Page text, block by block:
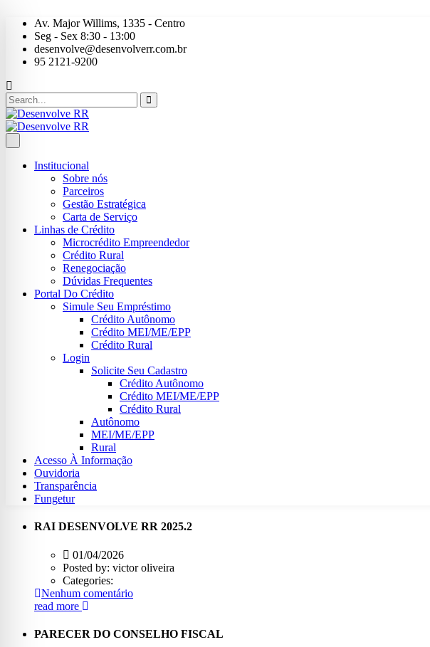
Av. Major Willims, 1335 - Centro
Seg - Sex 8:30 - 13:00
desenvolve@desenvolverr.com.br
95 2121-9200
Institucional
Sobre nós
Parceiros
Gestão Estratégica
Carta de Serviço
Linhas de Crédito
Microcrédito Empreendedor
Crédito Rural
Renegociação
Dúvidas Frequentes
Portal Do Crédito
Simule Seu Empréstimo
Crédito Autônomo
Crédito MEI/ME/EPP
Crédito Rural
Login
Solicite Seu Cadastro
Crédito Autônomo
Crédito MEI/ME/EPP
Crédito Rural
Autônomo
MEI/ME/EPP
Rural
Acesso À Informação
Ouvidoria
Transparência
Fungetur
RAI DESENVOLVE RR 2025.2
01/04/2026
Posted by: victor oliveira
Categories:
Nenhum comentário
read more
PARECER DO CONSELHO FISCAL